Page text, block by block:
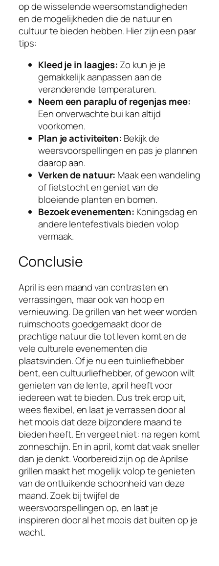
op de wisselende weersomstandigheden
en de mogelijkheden die de natuur en
cultuur te bieden hebben. Hier zijn een paar
tips:
Kleed je in laagjes: Zo kun je je
gemakkelijk aanpassen aan de
veranderende temperaturen.
Neem een paraplu of regenjas mee:
Een onverwachte bui kan altijd
voorkomen.
Plan je activiteiten: Bekijk de
weersvoorspellingen en pas je plannen
daarop aan.
Verken de natuur: Maak een wandeling
of fietstocht en geniet van de
bloeiende planten en bomen.
Bezoek evenementen: Koningsdag en
andere lentefestivals bieden volop
vermaak.
Conclusie
April is een maand van contrasten en
verrassingen, maar ook van hoop en
vernieuwing. De grillen van het weer worden
ruimschoots goedgemaakt door de
prachtige natuur die tot leven komt en de
vele culturele evenementen die
plaatsvinden. Of je nu een tuinliefhebber
bent, een cultuurliefhebber, of gewoon wilt
genieten van de lente, april heeft voor
iedereen wat te bieden. Dus trek erop uit,
wees flexibel, en laat je verrassen door al
het moois dat deze bijzondere maand te
bieden heeft. En vergeet niet: na regen komt
zonneschijn. En in april, komt dat vaak sneller
dan je denkt. Voorbereid zijn op de Aprilse
grillen maakt het mogelijk volop te genieten
van de ontluikende schoonheid van deze
maand. Zoek bij twijfel de
weersvoorspellingen op, en laat je
inspireren door al het moois dat buiten op je
wacht.